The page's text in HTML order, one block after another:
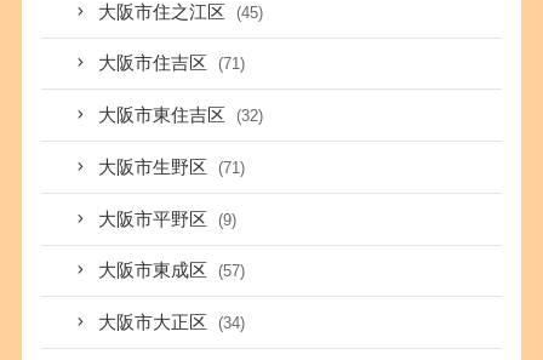
大阪市住之江区 (45)
大阪市住吉区 (71)
大阪市東住吉区 (32)
大阪市生野区 (71)
大阪市平野区 (9)
大阪市東成区 (57)
大阪市大正区 (34)